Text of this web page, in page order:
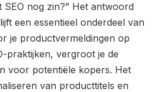
SEO nog zin?” Het antwoord
een essentieel onderdeel van
je productvermeldingen op
praktijken, vergroot je de
voor potentiële kopers. Het
van producttitels en